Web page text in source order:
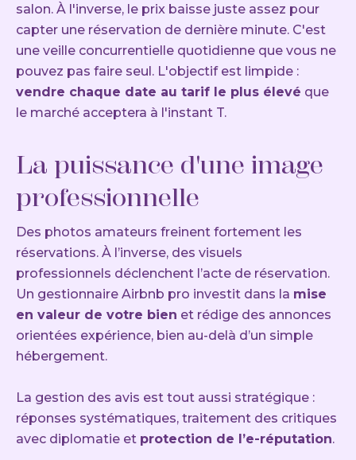
salon. À l'inverse, le prix baisse juste assez pour
capter une réservation de dernière minute. C'est
une veille concurrentielle quotidienne que vous ne
pouvez pas faire seul. L'objectif est limpide :
vendre chaque date au tarif le plus élevé que
le marché acceptera à l'instant T.
La puissance d'une image
professionnelle
Des photos amateurs freinent fortement les
réservations. À l’inverse, des visuels
professionnels déclenchent l’acte de réservation.
Un gestionnaire Airbnb pro investit dans la mise
en valeur de votre bien et rédige des annonces
orientées expérience, bien au-delà d’un simple
hébergement.
La gestion des avis est tout aussi stratégique :
réponses systématiques, traitement des critiques
avec diplomatie et protection de l’e-réputation.